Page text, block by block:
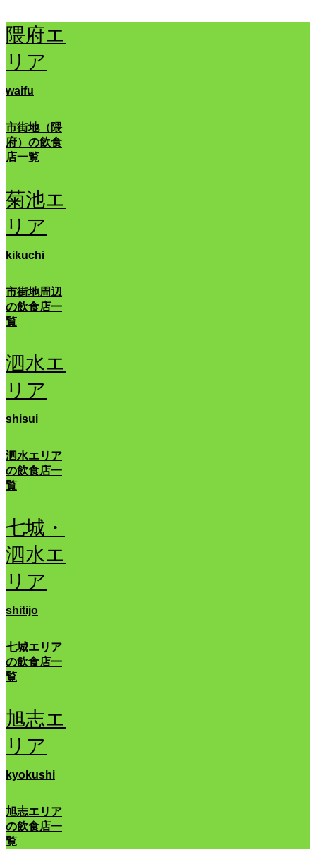
隈府エ
リア
waifu
市街地（隈
府）の飲食
店一覧
菊池エ
リア
kikuchi
市街地周辺
の飲食店一
覧
泗水エ
リア
shisui
泗水エリア
の飲食店一
覧
七城・
泗水エ
リア
shitijo
七城エリア
の飲食店一
覧
旭志エ
リア
kyokushi
旭志エリア
の飲食店一
覧